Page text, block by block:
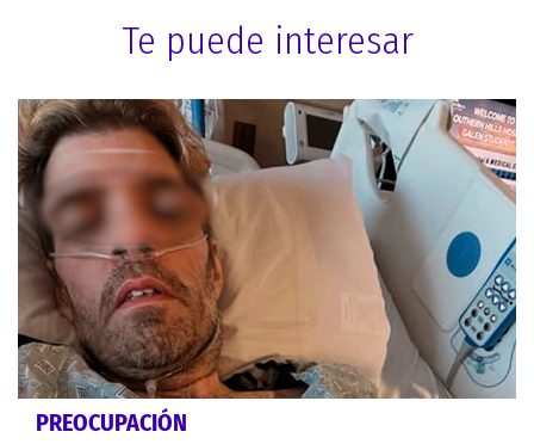
Te puede interesar
PREOCUPACIÓN